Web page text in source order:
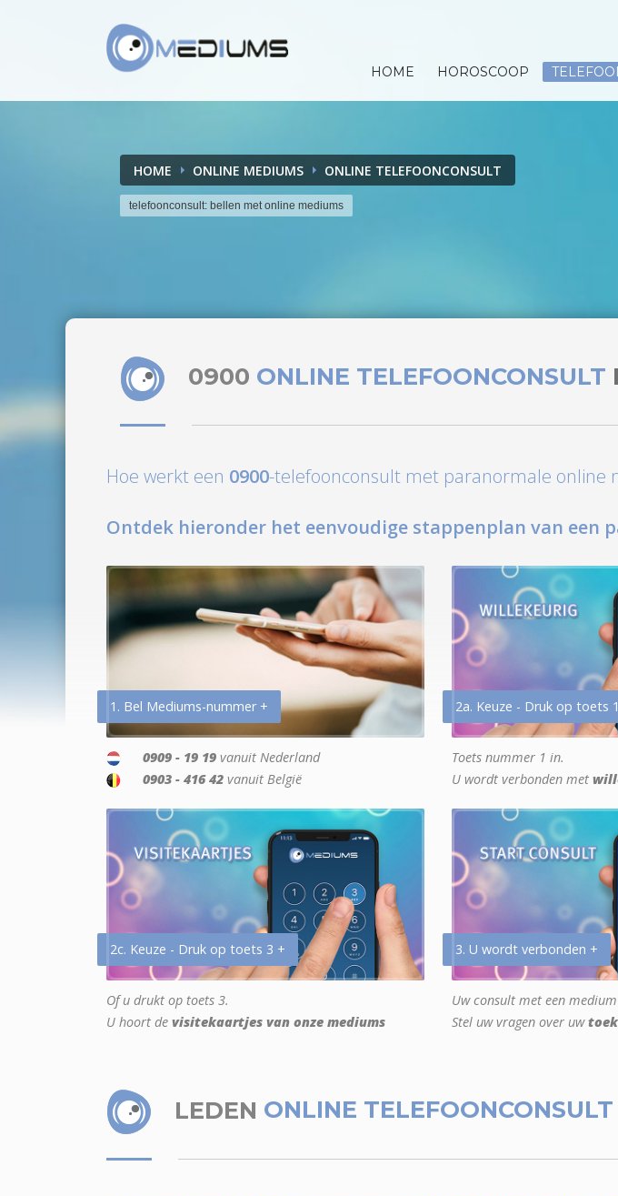
HOME HOROSCOOP
HOME ONLINE MEDIUMS ONLINE TELEFOONCONSULT
telefoonconsult: bellen met online mediums
0900 ONLINE TELEFOONCONSULT
Hoe werkt een 0900-telefoonconsult met paranormale online
Ontdek hieronder het eenvoudige stappenplan van een
1. Bel Mediums-nummer +
0909 - 19 19 vanuit Nederland
0903 - 416 42 vanuit België
2a. Keuze - Druk op toets
Toets nummer 1 in.
U wordt verbonden met
2c. Keuze - Druk op toets 3 +
Of u drukt op toets 3.
U hoort de visitekaartjes van onze mediums
3. U wordt verbonden +
Uw consult met een
Stel uw vragen over uw
LEDEN ONLINE TELEFOONCONSULT